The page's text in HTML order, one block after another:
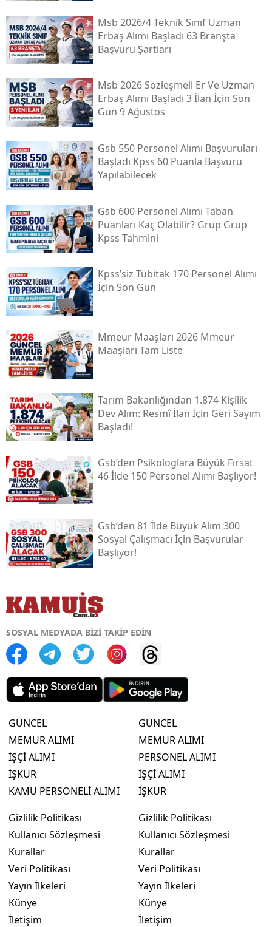
Msb 2026/4 Teknik Sınıf Uzman
Erbaş Alımı Başladı 63 Branşta
Başvuru Şartları
Msb 2026 Sözleşmeli Er Ve Uzman
Erbaş Alımı Başladı 3 İlan İçin Son
Gün 9 Ağustos
Gsb 550 Personel Alımı Başvuruları
Başladı Kpss 60 Puanla Başvuru
Yapılabilecek
Gsb 600 Personel Alımı Taban
Puanları Kaç Olabilir? Grup Grup
Kpss Tahmini
Kpss’siz Tübi̇tak 170 Personel Alımı
İçin Son Gün
Mmeur Maaşları 2026 Mmeur
Maaşları Tam Liste
Tarım Bakanlığından 1.874 Kişilik
Dev Alım: Resmî İlan İçin Geri Sayım
Başladı!
Gsb’den Psikologlara Büyük Fırsat
46 İlde 150 Personel Alımı Başlıyor!
Gsb’den 81 İlde Büyük Alım 300
Sosyal Çalışmacı İçin Başvurular
Başlıyor!
SOSYAL MEDYADA BİZİ TAKİP EDİN
GÜNCEL
MEMUR ALIMI
İŞÇİ ALIMI
İŞKUR
KAMU PERSONELİ ALIMI
GÜNCEL
MEMUR ALIMI
PERSONEL ALIMI
İŞÇİ ALIMI
İŞKUR
Gizlilik Politikası
Kullanıcı Sözleşmesi
Kurallar
Veri Politikası
Yayın İlkeleri
Künye
İletişim
Gizlilik Politikası
Kullanıcı Sözleşmesi
Kurallar
Veri Politikası
Yayın İlkeleri
Künye
İletişim